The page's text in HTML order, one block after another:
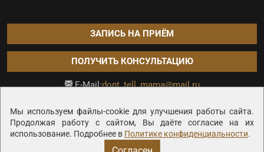
Мы используем файлы-cookie для улучшения работы сайта.
Продолжая работу с сайтом, Вы даёте согласие на их
использование. Подробнее в Политике конфиденциальности.
ЗАПИСЬ НА ПРИЁМ
ПОЛУЧИТЬ КОНСУЛЬТАЦИЮ
E-Mail:dont_tell_mama@mail.ru